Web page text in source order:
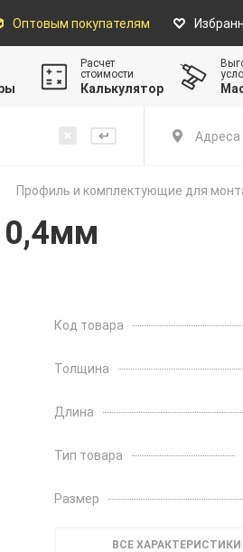
Оптовым покупателям
Расчет
стоимости
Калькулятор
Адреса
Профиль и комплектующие для
0,4мм
Код товара
Толщина
Длина
Тип товара
Размер
ВСЕ ХАРАКТЕРИСТИКИ